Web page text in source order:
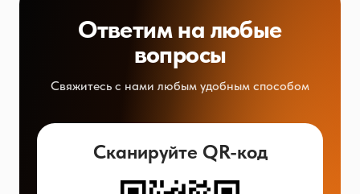
Ответим на любые
вопросы
Свяжитесь с нами любым удобным способом
Сканируйте QR-код